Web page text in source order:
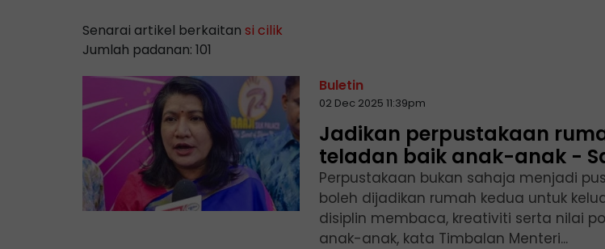
Senarai artikel berkaitan si cilik
Jumlah padanan: 101
Buletin
02 Dec 2025 11:39pm
Jadikan perpustakaan
teladan baik anak-anak -
Perpustakaan bukan sahaja menjadi
boleh dijadikan rumah kedua untuk
disiplin membaca, kreativiti serta nilai
anak-anak, kata Timbalan Menteri...